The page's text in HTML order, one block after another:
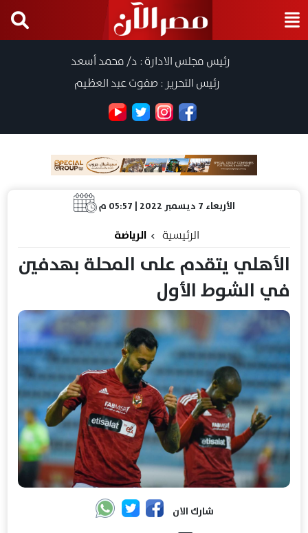
رئيس مجلس الادارة : د/ محمد أسعد
رئيس التحرير : صفوت عبد العظيم
الأربعاء 7 ديسمبر 2022 | 05:57 م
الرئيسية الرياضة
الأهلي يتقدم على المحلة بهدفين
في الشوط الأول
شارك الان